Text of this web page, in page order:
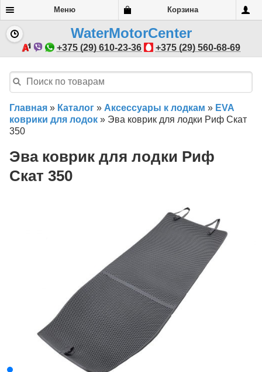
Меню Корзина
WaterMotorCenter
+375 (29) 610-23-36 +375 (29) 560-68-69
Главная » Каталог » Аксессуары к лодкам » EVA
коврики для лодок » Эва коврик для лодки Риф Скат
350
Эва коврик для лодки Риф
Скат 350